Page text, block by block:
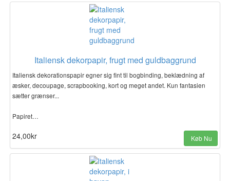
Italiensk dekorpapir, frugt med guldbaggrund
Italiensk dekorationspapir egner sig fint til bogbinding, beklædning af
æsker, decoupage, scrapbooking, kort og meget andet. Kun fantasien
sætter grænser...
Papiret…
24,00kr Køb Nu